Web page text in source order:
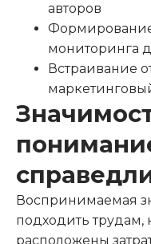
авторов
мониторинга
Встраивание
Воспринимаемая
подходить трудам,
расположены